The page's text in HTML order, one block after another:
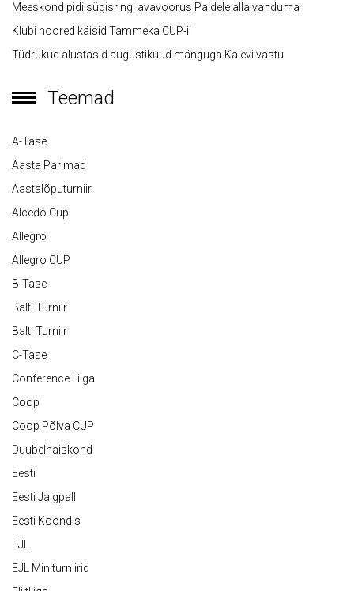
Meeskond pidi sügisringi avavoorus Paidele alla vanduma
Klubi noored käisid Tammeka CUP-il
Tüdrukud alustasid augustikuud mänguga Kalevi vastu
Teemad
A-Tase
Aasta Parimad
Aastalõputurniir
Alcedo Cup
Allegro
Allegro CUP
B-Tase
Balti Turniir
Balti Turniir
C-Tase
Conference Liiga
Coop
Coop Põlva CUP
Duubelnaiskond
Eesti
Eesti Jalgpall
Eesti Koondis
EJL
EJL Miniturniirid